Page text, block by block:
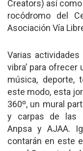
Creators) así
rocódromo del
Asociación Vía
Varias
vibra’ para
música, deporte,
este modo, esta
360º, un mural
y carpas de las
Anpsa y AJAA.
contarán en este